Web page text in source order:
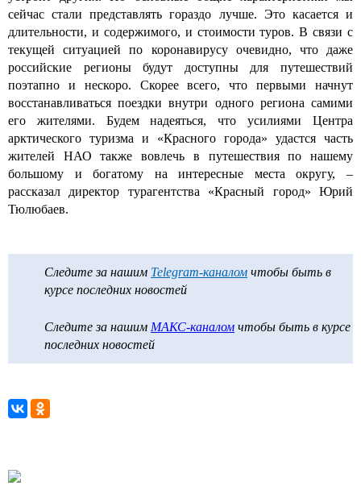
сейчас стали представлять гораздо лучше. Это касается и
длительности, и содержимого, и стоимости туров. В связи с
текущей ситуацией по коронавирусу очевидно, что даже
российские регионы будут доступны для путешествий
поэтапно и нескоро. Скорее всего, что первыми начнут
восстанавливаться поездки внутри одного региона самими
его жителями. Будем надеяться, что усилиями Центра
арктического туризма и «Красного города» удастся часть
жителей НАО также вовлечь в путешествия по нашему
большому и богатому на интересные места округу, –
рассказал директор турагентства «Красный город» Юрий
Тюлюбаев.
Следите за нашим Telegram-каналом чтобы быть в
курсе последних новостей
Следите за нашим МАКС-каналом чтобы быть в курсе
последних новостей